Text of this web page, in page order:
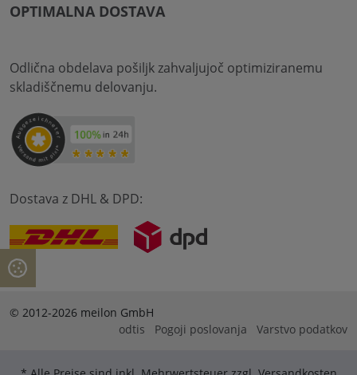
OPTIMALNA DOSTAVA
Odlična obdelava pošiljk zahvaljujoč optimiziranemu
skladiščnemu delovanju.
Dostava z DHL & DPD:
© 2012-2026 meilon GmbH
odtis
Pogoji poslovanja Varstvo podatkov